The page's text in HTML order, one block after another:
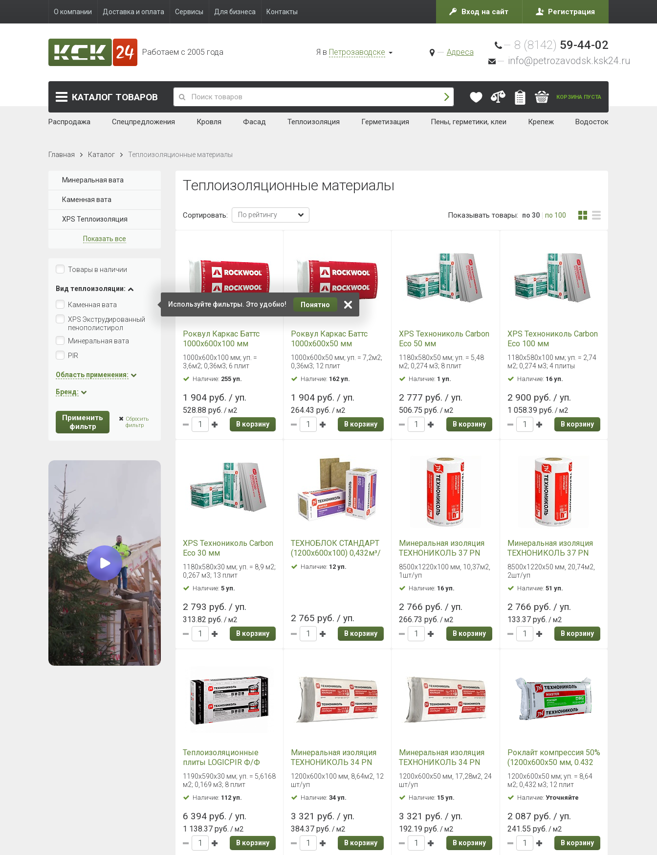
О компании Доставка и оплата Сервисы Для бизнеса Контакты Вход на сайт Регистрация
Работаем с 2005 года Я в Петрозаводске Адреса
8 (8142) 59-44-02
info@petrozavodsk.ksk24.ru
КАТАЛОГ ТОВАРОВ КОРЗИНА ПУСТА
Распродажа Спецпредложения Кровля Фасад Теплоизоляция Герметизация Пены, герметики, клеи Крепеж Водосток
Главная Каталог Теплоизоляционные материалы
Теплоизоляционные материалы
Сортировать: Показывать товары: по 30 по 100
Роквул Каркас Баттс
1000х600х100 мм
1000х600х100 мм; уп. =
3,6м2; 0,36м3; 6 плит
Наличие: 255 уп.
1 904 руб. / уп.
528.88 руб. / м2
В корзину
Роквул Каркас Баттс
1000х600х50 мм
1000х600х50 мм; уп. = 7,2м2;
0,36м3; 12 плит
Наличие: 162 уп.
1 904 руб. / уп.
264.43 руб. / м2
В корзину
XPS Технониколь Carbon
Eco 50 мм
1180x580x50 мм; уп. = 5,48
м2; 0,274 м3; 8 плит
Наличие: 1 уп.
2 777 руб. / уп.
506.75 руб. / м2
В корзину
XPS Технониколь Carbon
Eco 100 мм
1180x580x100 мм; уп. = 2,74
м2; 0,274 м3; 4 плиты
Наличие: 16 уп.
2 900 руб. / уп.
1 058.39 руб. / м2
В корзину
XPS Технониколь Carbon
Eco 30 мм
1180х580х30 мм; уп. = 8,9 м2;
0,267 м3; 13 плит
Наличие: 5 уп.
2 793 руб. / уп.
313.82 руб. / м2
В корзину
ТЕХНОБЛОК СТАНДАРТ
(1200х600х100) 0,432м³/
уп Наличие: 12 уп.
2 765 руб. / уп.
В корзину
Минеральная изоляция
ТЕХНОНИКОЛЬ 37 PN
Теплый каркас ПРОФ (1)
8500х1220х100 мм,
10,37м2
8500х1220х100 мм, 10,37м2,
1шт/уп
Наличие: 16 уп.
2 766 руб. / уп.
266.73 руб. / м2
В корзину
Минеральная изоляция
ТЕХНОНИКОЛЬ 37 PN
Теплый каркас ПРОФ (2)
8500х1220х50 мм,
20,74м2
8500х1220х50 мм, 20,74м2,
2шт/уп
Наличие: 51 уп.
2 766 руб. / уп.
133.37 руб. / м2
В корзину
Теплоизоляционные
плиты LOGICPIR Ф/Ф
Баня L-кромка
1190х590х30 мм
1190x590x30 мм; уп. = 5,6168
м2; 0,169 м3; 8 плит
Наличие: 112 уп.
6 394 руб. / уп.
1 138.37 руб. / м2
В корзину
Минеральная изоляция
ТЕХНОНИКОЛЬ 34 PN
Стены и крыши ПРОФ
(12) 1200-600-100,
8,64м2
1200х600х100 мм, 8,64м2, 12
шт/уп
Наличие:34 уп.
3 321 руб. / уп.
384.37 руб. / м2
В корзину
Минеральная изоляция
ТЕХНОНИКОЛЬ 34 PN
Стены и крыши ПРОФ
(24) 1200-600-50,
17,28м2
1200х600х50 мм, 17,28м2, 24
шт/уп
Наличие: 15 уп.
3 321 руб. / уп.
192.19 руб. / м2
В корзину
Роклайт компрессия 50%
(1200х600х50 мм, 0.432
м3/уп)
1200х600х50 мм; уп. = 8,64
м2; 0,432 м3; 12 плит
Наличие: Уточняйте
2 087 руб. / уп.
241.55 руб. / м2
В корзину
Минеральная вата
Каменная вата
XPS Теплоизоляция
Показать все
Используйте фильтры. Это удобно! Понятно
Товары в наличии
Вид теплоизоляции:
Каменная вата
XPS Экструдированный
пенополистирол
Минеральная вата
PIR
Область применения:
Бренд:
Применить
фильтр
Сбросить
фильтр